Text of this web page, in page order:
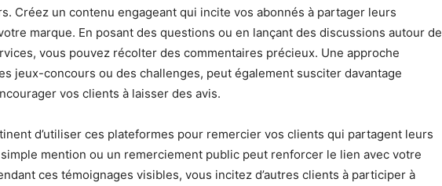
Créez un contenu engageant qui incite vos abonnés à partager leurs
marque. En posant des questions ou en lançant des discussions autour de
vous pouvez récolter des commentaires précieux. Une approche
jeux-concours ou des challenges, peut également susciter davantage
vos clients à laisser des avis.
d’utiliser ces plateformes pour remercier vos clients qui partagent leurs
mention ou un remerciement public peut renforcer le lien avec votre
ces témoignages visibles, vous incitez d’autres clients à participer à